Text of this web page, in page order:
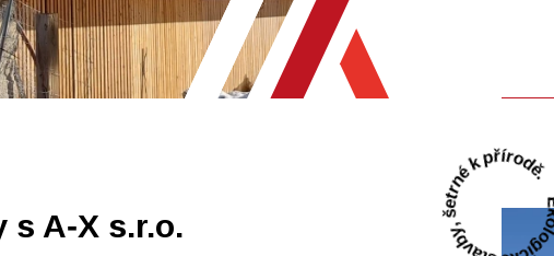
A‑X s.r.o.